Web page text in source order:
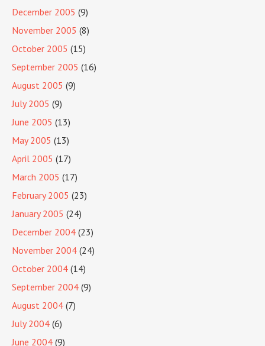
December 2005 (9)
November 2005 (8)
October 2005 (15)
September 2005 (16)
August 2005 (9)
July 2005 (9)
June 2005 (13)
May 2005 (13)
April 2005 (17)
March 2005 (17)
February 2005 (23)
January 2005 (24)
December 2004 (23)
November 2004 (24)
October 2004 (14)
September 2004 (9)
August 2004 (7)
July 2004 (6)
June 2004 (9)